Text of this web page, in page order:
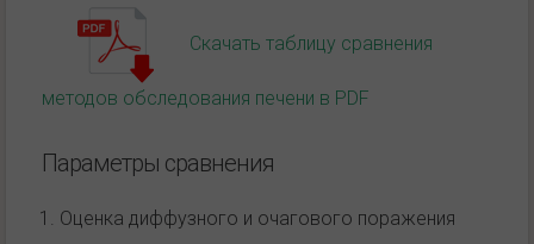
Скачать таблицу сравнения
методов обследования печени в PDF
Параметры сравнения
Оценка диффузного и очагового поражения